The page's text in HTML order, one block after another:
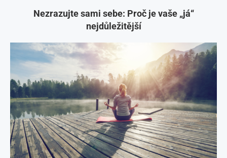
Nezrazujte sami sebe: Proč je vaše „já“
nejdůležitější